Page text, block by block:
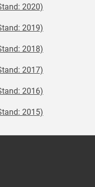
2020)
2019)
2018)
2017)
2016)
2015)